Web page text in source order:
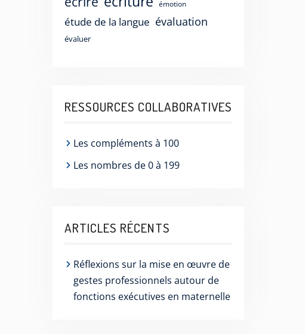
émotion
étude de la langue évaluation
évaluer
RESSOURCES COLLABORATIVES
Les compléments à 100
Les nombres de 0 à 199
ARTICLES RÉCENTS
Réflexions sur la mise en œuvre de
gestes professionnels autour de
fonctions exécutives en maternelle